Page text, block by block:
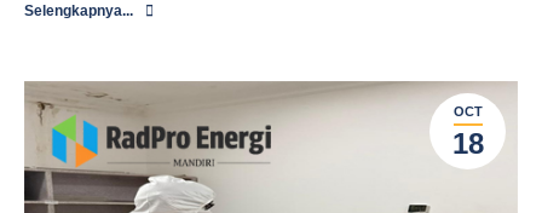
Selengkapnya...
OCT
18